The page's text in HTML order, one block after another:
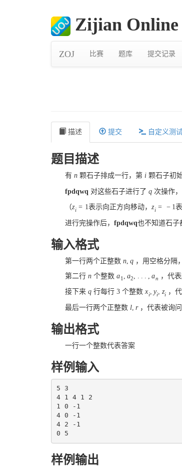
Zijian Online
ZOJ 比赛 题库 提交记录
描述 提交 自定义测
题目描述
有 n 颗石子排成一行，第 i 颗石子初
fpdqwq 对这些石子进行了 q 次操作
（zi = 1表示向正方向移动， zi = − 1
进行完操作后， fpdqwq也不知道石子
输入格式
第一行两个正整数 n q ，用空格分隔
第二行 n 个整数 a1 a2 an ，代
接下来 q 行每行 3 个整数 xi, yi, zi ，
最后一行两个正整数 l r，代表被询
输出格式
一行一个整数代表答案
样例输入
5 3
4 1 4 1 2
1 0 -1
4 0 -1
4 2 -1
样例输出